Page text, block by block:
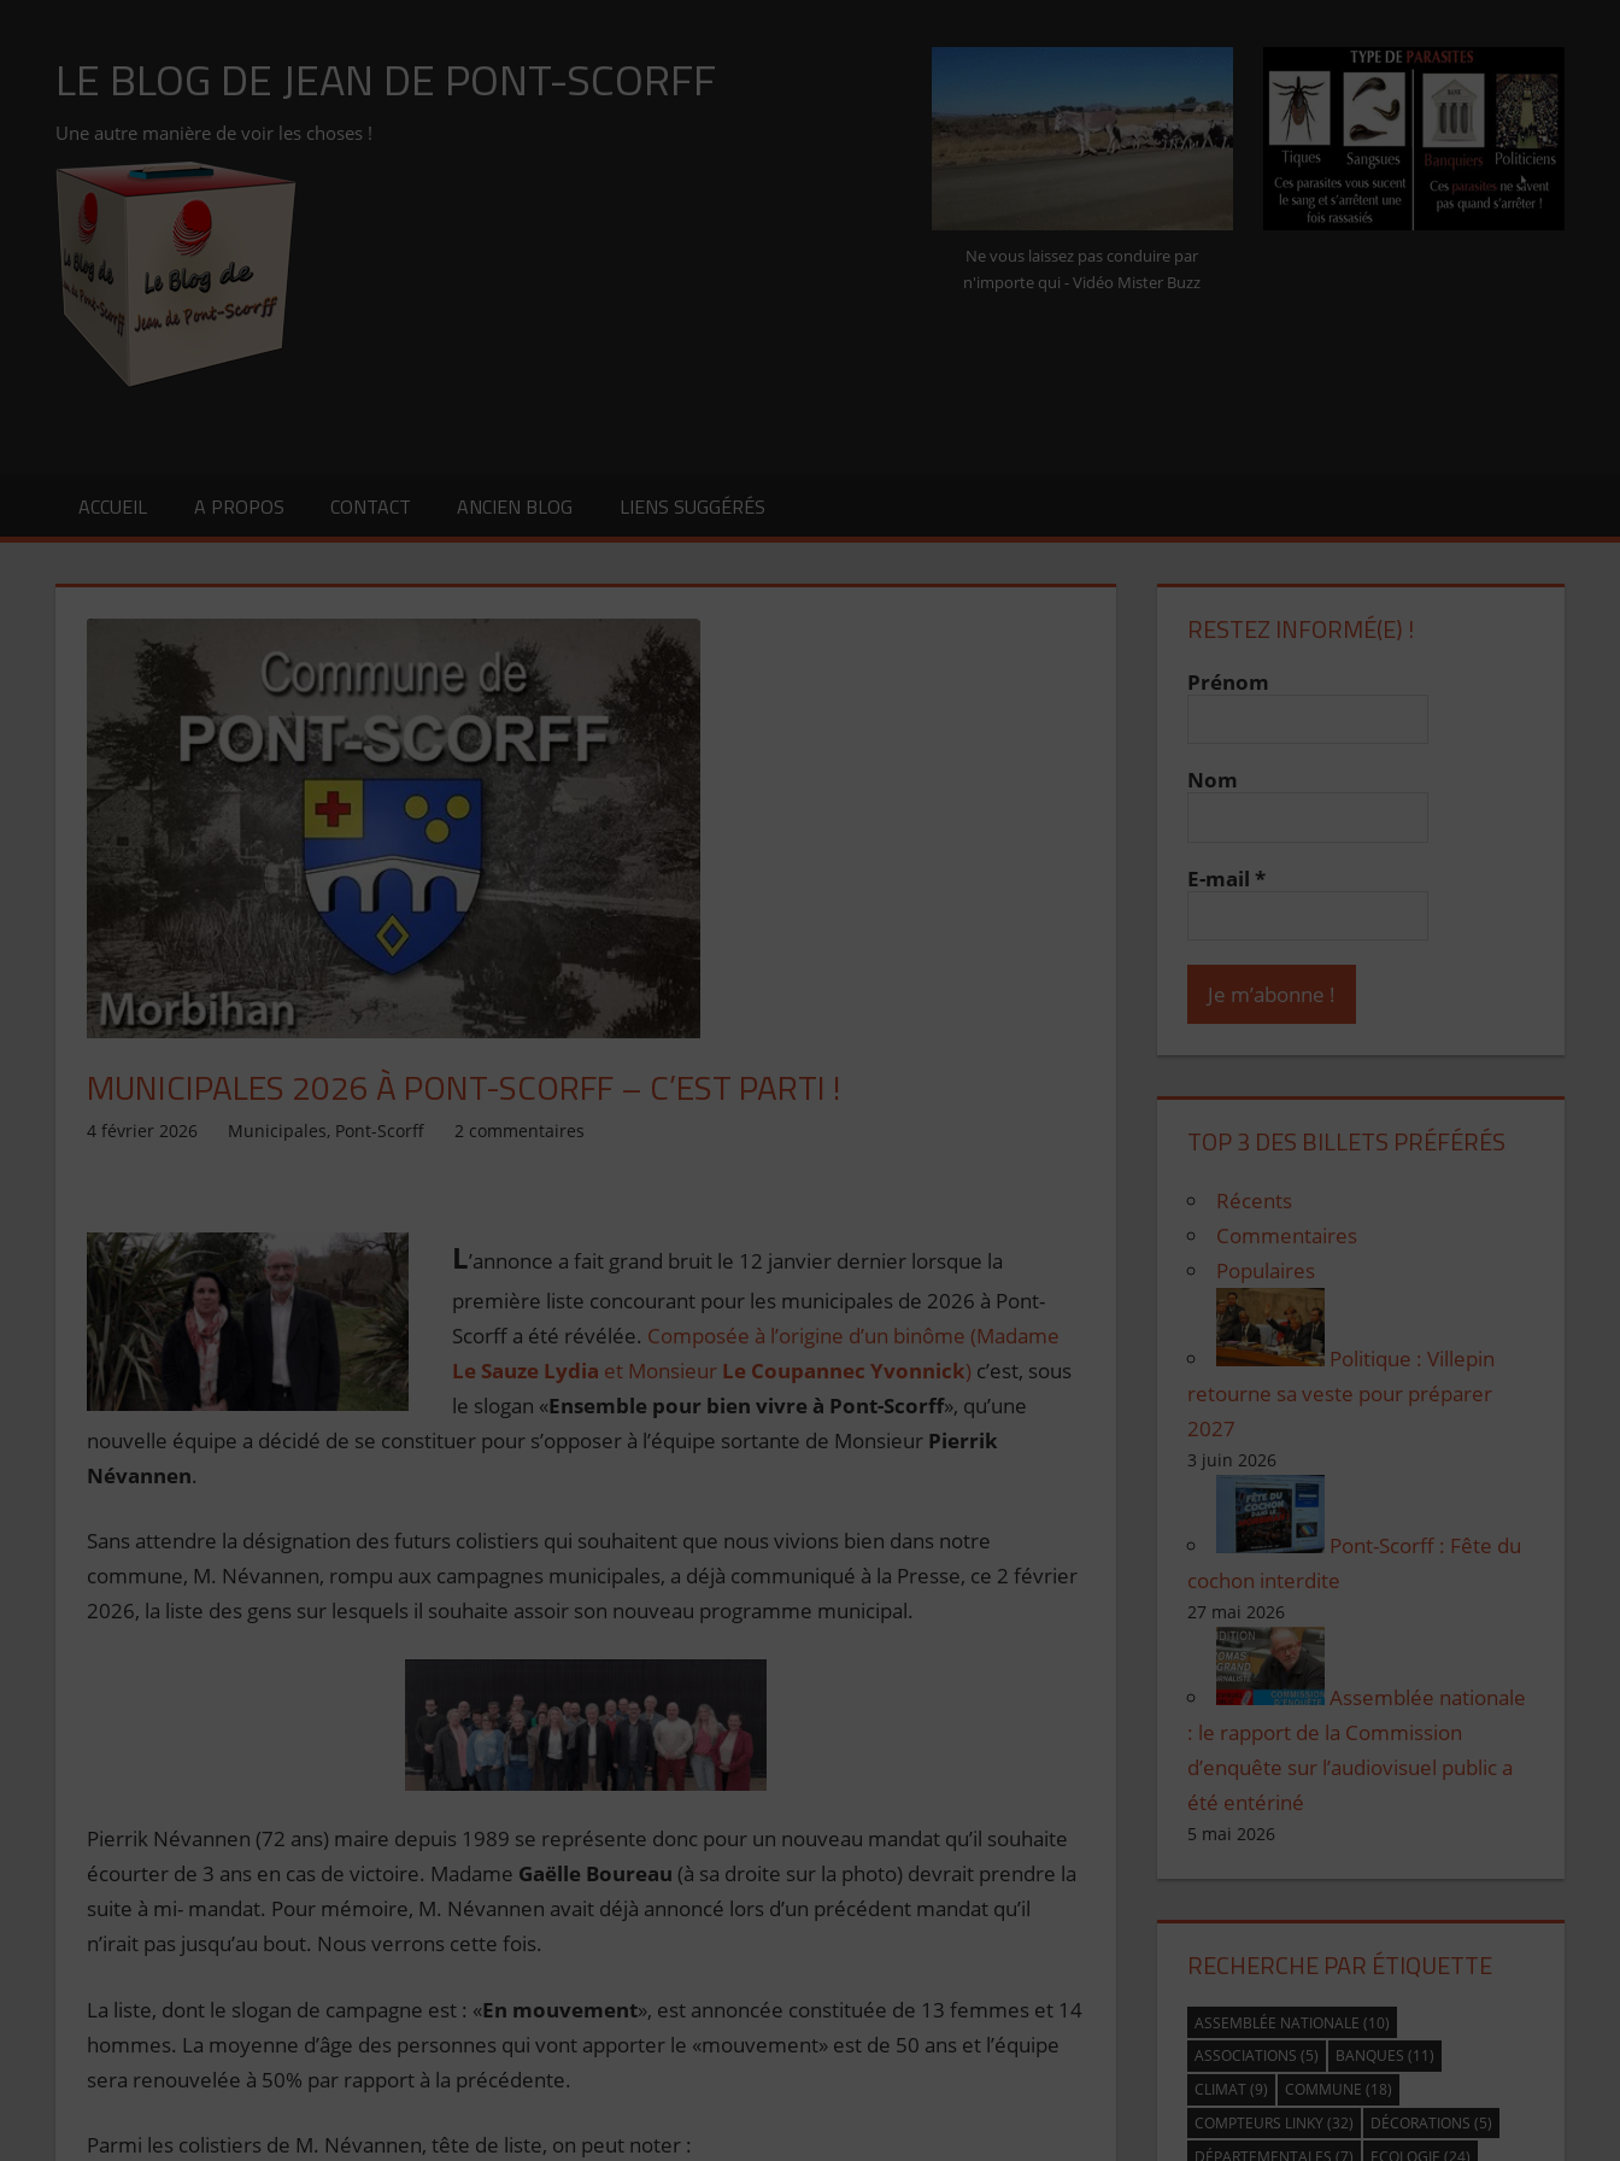
contenuLE BLOG DE JEAN DE PONT-SCORFF
Une autre manière de voir les choses !
Ne vous laissez pas conduire par
n'importe qui - Vidéo Mister Buzz
ACCUEIL A PROPOS CONTACT ANCIEN BLOG LIENS SUGGÉRÉS
MUNICIPALES 2026 À PONT-SCORFF – C’EST PARTI !
4 février 2026 Jean de Pont-Scorff
Municipales, Pont-Scorff 2 commentaires
L’annonce a fait grand bruit le 12 janvier dernier lorsque la
première liste concourant pour les municipales de 2026 à Pont-
Scorff a été révélée. Composée à l’origine d’un binôme (Madame
Le Sauze Lydia et Monsieur Le Coupannec Yvonnick) c’est, sous
le slogan «Ensemble pour bien vivre à Pont-Scorff», qu’une
nouvelle équipe a décidé de se constituer pour s’opposer à l’équipe sortante de Monsieur Pierrik
Névannen.
Sans attendre la désignation des futurs colistiers qui souhaitent que nous vivions bien dans notre
commune, M. Névannen, rompu aux campagnes municipales, a déjà communiqué à la Presse, ce 2 février
2026, la liste des gens sur lesquels il souhaite assoir son nouveau programme municipal.
Pierrik Névannen (72 ans) maire depuis 1989 se représente donc pour un nouveau mandat qu’il souhaite
écourter de 3 ans en cas de victoire. Madame Gaëlle Boureau (à sa droite sur la photo) devrait prendre la
suite à mi- mandat. Pour mémoire, M. Névannen avait déjà annoncé lors d’un précédent mandat qu’il
n’irait pas jusqu’au bout. Nous verrons cette fois.
La liste, dont le slogan de campagne est : «En mouvement», est annoncée constituée de 13 femmes et 14
hommes. La moyenne d’âge des personnes qui vont apporter le «mouvement» est de 50 ans et l’équipe
sera renouvelée à 50% par rapport à la précédente.
Parmi les colistiers de M. Névannen, tête de liste, on peut noter :
RESTEZ INFORMÉ(E) !
Prénom
Nom
E-mail *
TOP 3 DES BILLETS PRÉFÉRÉS
Récents
Commentaires
Populaires
Politique : Villepin
retourne sa veste pour préparer
2027
3 juin 2026
Pont-Scorff : Fête du
cochon interdite
27 mai 2026
Assemblée nationale
: le rapport de la Commission
d’enquête sur l’audiovisuel public a
été entériné
5 mai 2026
RECHERCHE PAR ÉTIQUETTE
ASSEMBLÉE NATIONALE (10)
ASSOCIATIONS (5) BANQUES (11)
CLIMAT(9) COMMUNE (18)
COMPTEURS LINKY(32) DÉCORATIONS (5)
DÉPARTEMENTALES (7) ECOLOGIE (24)